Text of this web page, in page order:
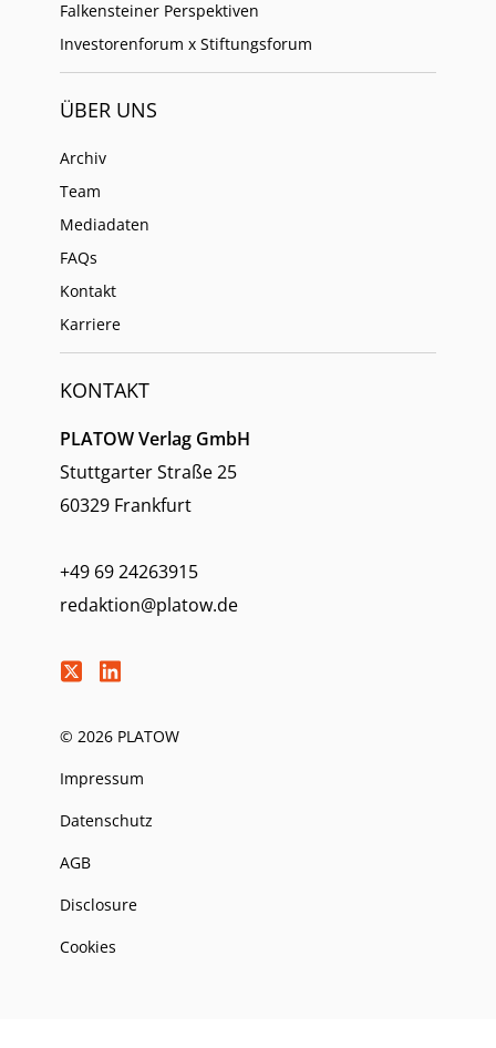
Falkensteiner Perspektiven
Investorenforum x Stiftungsforum
ÜBER UNS
Archiv
Team
Mediadaten
FAQs
Kontakt
Karriere
KONTAKT
PLATOW Verlag GmbH
Stuttgarter Straße 25
60329 Frankfurt
+49 69 24263915
redaktion@platow.de
© 2026 PLATOW
Impressum
Datenschutz
AGB
Disclosure
Cookies